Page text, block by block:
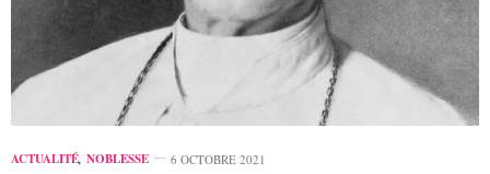
ACTUALITÉ, NOBLESSE 6 OCTOBRE 2021